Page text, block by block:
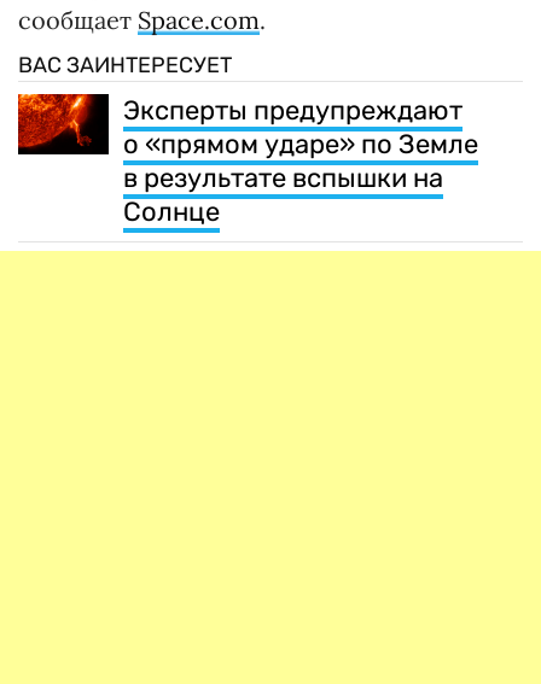
сообщает Space.com.
ВАС ЗАИНТЕРЕСУЕТ
Эксперты предупреждают
о «прямом ударе» по Земле
в результате вспышки на
Солнце